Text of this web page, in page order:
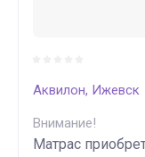
Аквилон, Ижевск
Внимание!
Матрас